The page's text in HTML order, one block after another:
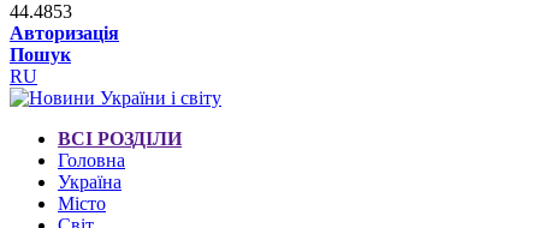
44.4853
Авторизація
Пошук
RU
ВСІ РОЗДІЛИ
Головна
Україна
Місто